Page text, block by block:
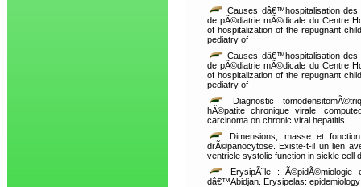
Causes dâ€™hospitalisation
de pÃ©diatrie mÃ©dicale du Centre
of hospitalization of the repugnant
pediatry of
Causes dâ€™hospitalisation
de pÃ©diatrie mÃ©dicale du Centre
of hospitalization of the repugnant
pediatry of
Diagnostic
hÃ©patite chronique virale.
carcinoma on chronic viral hepatitis.
Dimensions, masse et
drÃ©panocytose. Existe-t-il un lien
ventricle systolic function in sickle cell
ErysipÃ¨le :
dâ€™Abidjan. Erysipelas: epidemiology